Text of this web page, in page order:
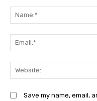
Save my name, email,